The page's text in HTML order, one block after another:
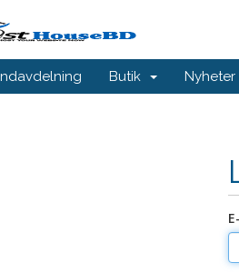
Butik